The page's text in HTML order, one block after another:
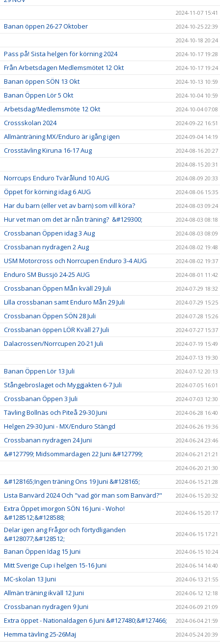
2024-11-07 15:41
Banan öppen 26-27 Oktober
2024-10-25 22:39
2024-10-18 20:24
Pass på! Sista helgen för körning 2024 2024-10-17 19:28
Från Arbetsdagen Medlemsmötet 12 Okt 2024-10-17 19:24
Banan öppen SÖN 13 Okt 2024-10-13 10:59
Banan Öppen Lör 5 Okt 2024-10-04 10:59
Arbetsdag/Medlemsmöte 12 Okt 2024-10-04 07:08
Crossskolan 2024 2024-09-22 16:51
Allmänträning MX/Enduro är igång igen 2024-09-04 14:19
Crosstävling Kiruna 16-17 Aug
2024-08-16 20:27
2024-08-15 20:31
Norrcups Enduro Tvärålund 10 AUG 2024-08-09 20:33
Öppet för körning idag 6 AUG 2024-08-06 15:35
Har du barn (eller vet av barn) som vill köra? 2024-08-03 09:24
Hur vet man om det är nån träning? &#129300; 2024-08-03 08:18
Crossbanan Öppen idag 3 Aug 2024-08-03 08:09
Crossbanan nydragen 2 Aug 2024-08-02 19:48
USM Motorcross och Norrcupen Enduro 3-4 AUG 2024-08-02 19:37
Enduro SM Bussjö 24-25 AUG 2024-08-01 11:42
Crossbanan Öppen Mån kväll 29 Juli 2024-07-29 18:32
Lilla crossbanan samt Enduro Mån 29 Juli 2024-07-29 15:25
Crossbanan Öppen SÖN 28 Juli 2024-07-28 15:26
Crossbanan öppen LÖR Kväll 27 Juli 2024-07-27 15:37
Dalacrossen/Norrcupen 20-21 Juli
2024-07-19 15:49
2024-07-13 19:30
Banan Öppen Lör 13 Juli 2024-07-12 20:13
Stångebroslaget och Myggjakten 6-7 Juli 2024-07-05 16:01
Crossbanan Öppen 3 Juli 2024-07-03 12:30
Tävling Bollnäs och Piteå 29-30 Juni 2024-06-28 16:40
Helgen 29-30 Juni - MX/Enduro Stängd 2024-06-26 19:36
Crossbanan nydragen 24 Juni 2024-06-24 23:46
&#127799; Midsommardagen 22 Juni &#127799;
2024-06-21 21:21
2024-06-20 21:30
&#128165;Ingen träning Ons 19 Juni &#128165; 2024-06-15 21:28
Lista Banvärd 2024 Och "vad gör man som Banvärd?" 2024-06-15 20:32
Extra Öppet imorgon SÖN 16 Juni - Woho!
&#128512;&#128588;
2024-06-15 20:17
Delar igen ang Frågor och förtydliganden
&#128077;&#128512;
2024-06-15 17:21
Banan Öppen Idag 15 Juni 2024-06-15 10:24
Mitt Sverige Cup i helgen 15-16 Juni 2024-06-14 14:40
MC-skolan 13 Juni 2024-06-13 21:55
Allmän träning ikväll 12 Juni 2024-06-12 12:18
Crossbanan nydragen 9 Juni 2024-06-09 21:09
Extra öppet - Nationaldagen 6 Juni &#127480;&#127466; 2024-06-04 21:59
Hemma tävling 25-26Maj 2024-05-24 20:39